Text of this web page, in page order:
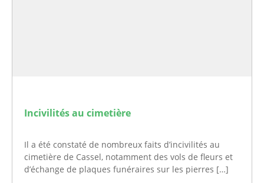
Incivilités au cimetière
Il a été constaté de nombreux faits d’incivilités au
cimetière de Cassel, notamment des vols de fleurs et
d’échange de plaques funéraires sur les pierres […]